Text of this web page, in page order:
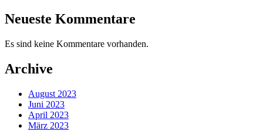
Neueste Kommentare
Es sind keine Kommentare vorhanden.
Archive
August 2023
Juni 2023
April 2023
März 2023